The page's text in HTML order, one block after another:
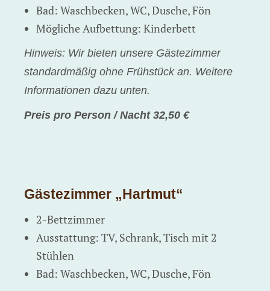
Bad: Waschbecken, WC, Dusche, Fön
Mögliche Aufbettung: Kinderbett
Hinweis: Wir bieten unsere Gästezimmer
standardmäßig ohne Frühstück an. Weitere
Informationen dazu unten.
Preis pro Person / Nacht 32,50 €
Gästezimmer „Hartmut“
2-Bettzimmer
Ausstattung: TV, Schrank, Tisch mit 2
Stühlen
Bad: Waschbecken, WC, Dusche, Fön